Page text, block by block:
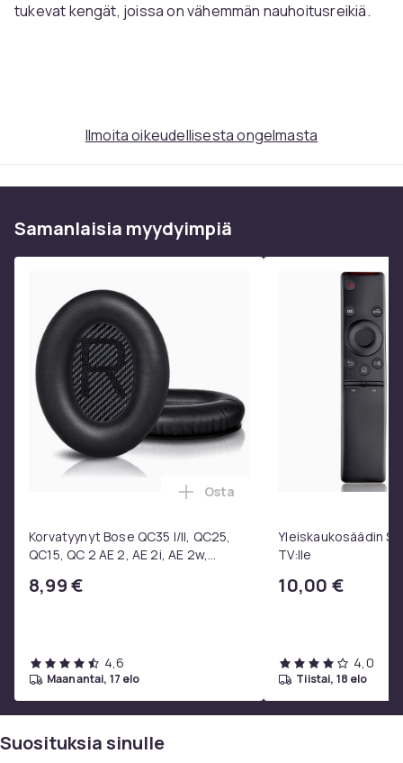
tukevat kengät, joissa on vähemmän nauhoitusreikiä.
Mittaa vanhat kengännauhasi saadaksesi parhaan
Kengän tyyppi, reikien lukumäärä ja
Tämä koko-opas koskee perinteistä ristikkäin
nauhoitusta.
Reikä | Pituus 4–6 | 80 cm
5–7 | 100 cm
6-9 | 120 cm (Lenkkarit)
8-10 | 140 cm
9–12 | 160 cm
11–13 | 180 cm
Väri
Viininpunainen
Koko
Tuotenro
89240be1-1680-5eab-84c7-7d3330657af5
Tuoteturvallisuustiedot
Ilmoita oikeudellisesta ongelmasta
Samanlaisia ​​myydyimpiä
Korvatyynyt Bose QC35 I/II, QC25,
QC15, QC 2 AE 2, AE 2i, AE 2w,
8,99 €
Lisää Korvatyynyt Bose QC35
Osta
4,6
maanantai, 17 elo
Yleiskaukosäädin
TV:lle
10,00 €
4,0
tiistai, 18 elo
Suosituksia sinulle